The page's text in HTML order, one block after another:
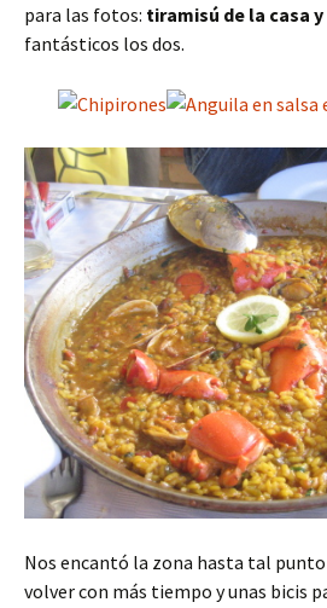
para las fotos: tiramisú de la casa
fantásticos los dos.
Nos encantó la zona hasta tal
volver con más tiempo y unas bicis